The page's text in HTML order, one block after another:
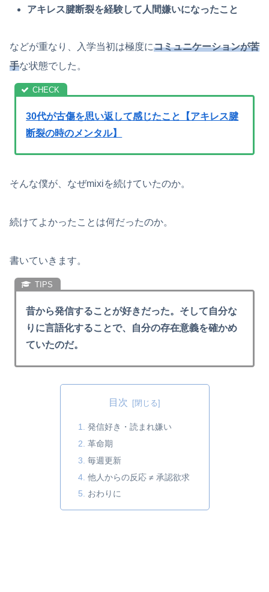
アキレス腱断裂を経験して人間嫌いになったこと
などが重なり、入学当初は極度にコミュニケーションが苦
手な状態でした。
30代が古傷を思い返して感じたこと【アキレス腱
断裂の時のメンタル】
そんな僕が、なぜmixiを続けていたのか。
続けてよかったことは何だったのか。
書いていきます。
昔から発信することが好きだった。そして自分な
りに言語化することで、自分の存在意義を確かめ
ていたのだ。
目次
発信好き・読まれ嫌い
革命期
毎週更新
他人からの反応 ≠ 承認欲求
おわりに